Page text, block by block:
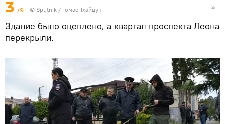
3 /9 © Sputnik / Томас Тхайцук
Здание было оцеплено, а квартал проспекта Леона
перекрыли.